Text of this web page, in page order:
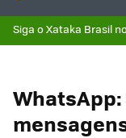
Siga o Xataka Brasil